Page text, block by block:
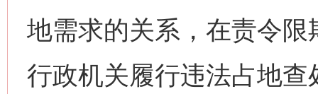
地需求的关系，在责令
行政机关履行违法占地